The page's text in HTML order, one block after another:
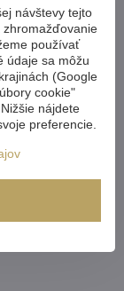
návštevy tejto
zhromažďovanie
používať
údaje sa môžu
(Google
cookie"
nájdete
preferencie.